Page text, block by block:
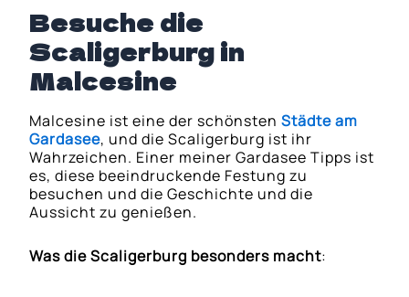
Besuche die
Scaligerburg in
Malcesine
Malcesine ist eine der schönstenStädte am
Gardasee, und die Scaligerburg ist ihr
Wahrzeichen. Einer meiner Gardasee Tipps ist
es, diese beeindruckende Festung zu
besuchen und die Geschichte und die
Aussicht zu genießen.
Was die Scaligerburg besonders macht: